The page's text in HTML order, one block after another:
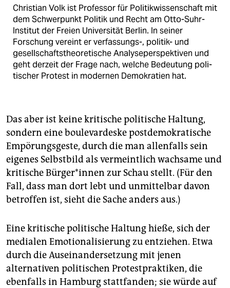
Christian Volk ist Professor für Politikwissenschaft mit
dem Schwerpunkt Politik und Recht am Otto-Suhr-
Institut der Freien Universität Berlin. In seiner
Forschung vereint er verfassungs-, politik- und
gesellschaftstheoretische Analyse­perspektiven und
geht derzeit der ­Frage nach, welche Bedeutung poli­
tischer Protest in modernen Demo­kratien hat.
Das aber ist keine kritische politische Haltung,
sondern eine boulevardeske postdemokratische
Empörungsgeste, durch die man allenfalls sein
eigenes Selbstbild als vermeintlich wachsame und
kritische Bürger*innen zur Schau stellt. (Für den
Fall, dass man dort lebt und unmittelbar davon
betroffen ist, sieht die Sache anders aus.)
Eine kritische politische Haltung hieße, sich der
medialen Emotionalisierung zu entziehen. Etwa
durch die Auseinandersetzung mit jenen
alternativen politischen Protestpraktiken, die
ebenfalls in Hamburg stattfanden; sie würde auf